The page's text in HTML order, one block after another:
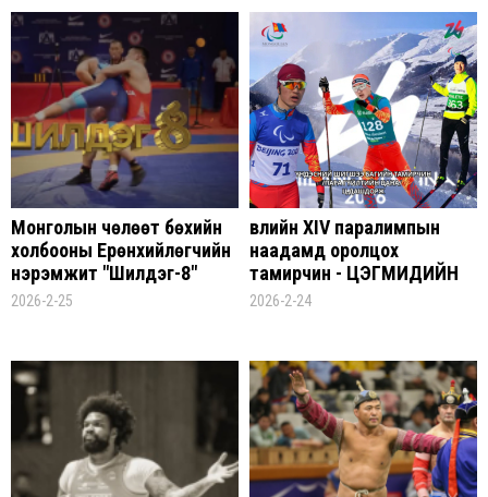
Монголын чөлөөт бөхийн
холбооны Ерөнхийлөгчийн
нэрэмжит "Шилдэг-8"
тэмцээн ирэх сарын 4,5-
2026-2-25
Өвлийн XIV паралимпын
наадамд оролцох
тамирчин - ЦЭГМИДИЙН
ДАШДОРЖ
2026-2-24